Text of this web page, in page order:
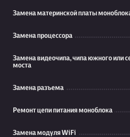
Замена материнской платы
Замена процессора
Замена видеочипа, чипа южного или
моста
Замена разъема
Ремонт цепи питания моноблока
Замена модуля WiFi